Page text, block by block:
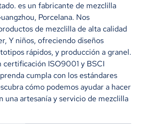
es un fabricante de mezclilla
Porcelana. Nos
de mezclilla de alta calidad
Y niños, ofreciendo diseños
rápidos, y producción a granel.
certificación ISO9001 y BSCI
cumpla con los estándares
cómo podemos ayudar a hacer
una artesanía y servicio de mezclilla